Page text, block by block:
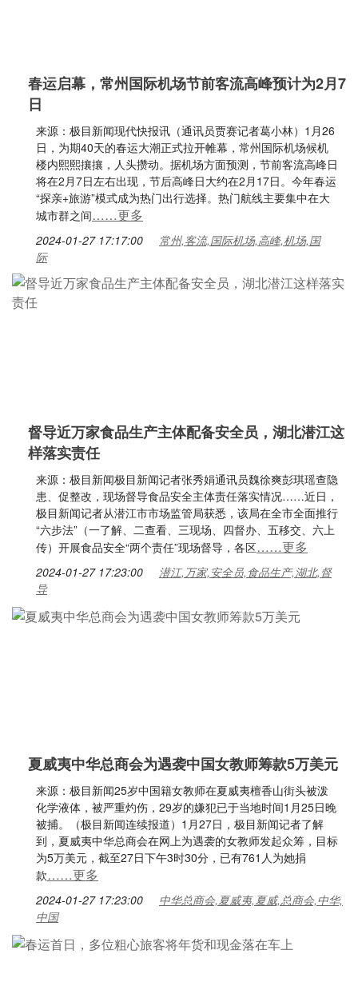
春运启幕，常州国际机场节前客流高峰预计为2月7
日
来源：极目新闻现代快报讯（通讯员贾赛记者葛小林）1月26
日，为期40天的春运大潮正式拉开帷幕，常州国际机场候机
楼内熙熙攘攘，人头攒动。据机场方面预测，节前客流高峰日
将在2月7日左右出现，节后高峰日大约在2月17日。今年春运
“探亲+旅游”模式成为热门出行选择。热门航线主要集中在大
城市群之间……更多
2024-01-27 17:17:00
常州,客流,国际机场,高峰,机场,国
际
督导近万家食品生产主体配备安全员，湖北潜江这
样落实责任
来源：极目新闻极目新闻记者张秀娟通讯员魏徐爽彭琪瑶查隐
患、促整改，现场督导食品安全主体责任落实情况……近日，
极目新闻记者从潜江市市场监管局获悉，该局在全市全面推行
“六步法”（一了解、二查看、三现场、四督办、五移交、六上
传）开展食品安全“两个责任”现场督导，各区……更多
2024-01-27 17:23:00
潜江,万家,安全员,食品生产,湖北,督
导
夏威夷中华总商会为遇袭中国女教师筹款5万美元
来源：极目新闻25岁中国籍女教师在夏威夷檀香山街头被泼
化学液体，被严重灼伤，29岁的嫌犯已于当地时间1月25日晚
被捕。（极目新闻连续报道）1月27日，极目新闻记者了解
到，夏威夷中华总商会在网上为遇袭的女教师发起众筹，目标
为5万美元，截至27日下午3时30分，已有761人为她捐
款……更多
2024-01-27 17:23:00
中华总商会,夏威夷,夏威,总商会,中华,
中国